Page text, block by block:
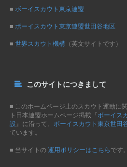
■ ボーイスカウト東京連盟
■ ボーイスカウト東京連盟世田谷地区
■ 世界スカウト機構 （英文サイトです）
このサイトにつきまして
■ このホームページ上のスカウト運動に
ト日本連盟ホームページ掲載『ボーイス
設 』に沿って、 ボーイスカウト東京世田
ています。
■ 当サイトの 運用ポリシーはこちら です。